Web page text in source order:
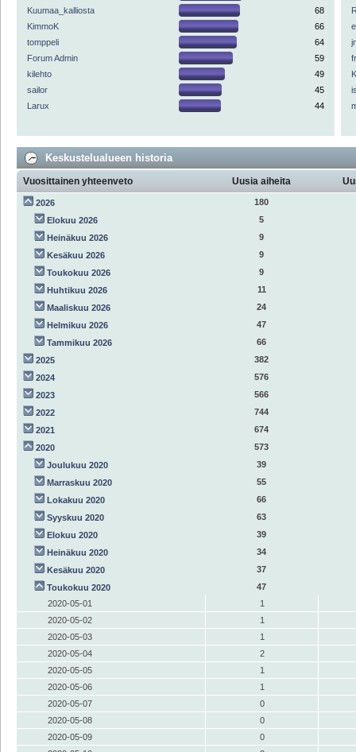
Kuumaa_kalliosta
68
KimmoK
66
tomppeli
64
Forum Admin
59
kilehto
49
sailor
45
Larux
44
Keskustelualueen historia
Vuosittainen yhteenveto Uusia aiheita
2026
180
Elokuu 2026
5
Heinäkuu 2026
9
Kesäkuu 2026
9
Toukokuu 2026
9
Huhtikuu 2026
11
Maaliskuu 2026
24
Helmikuu 2026
47
Tammikuu 2026
66
2025
382
2024
576
2023
566
2022
744
2021
674
2020
573
Joulukuu 2020
39
Marraskuu 2020
55
Lokakuu 2020
66
Syyskuu 2020
63
Elokuu 2020
39
Heinäkuu 2020
34
Kesäkuu 2020
37
Toukokuu 2020
47
2020-05-01
1
2020-05-02
1
2020-05-03
1
2020-05-04
2
2020-05-05
1
2020-05-06
1
2020-05-07
0
2020-05-08
0
2020-05-09
0